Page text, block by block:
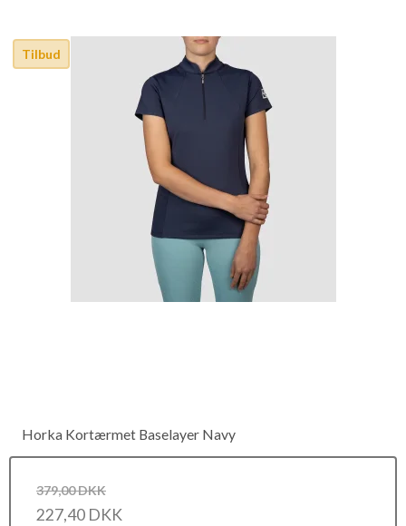
Tilbud
Horka Kortærmet Baselayer Navy
379,00 DKK
227,40 DKK